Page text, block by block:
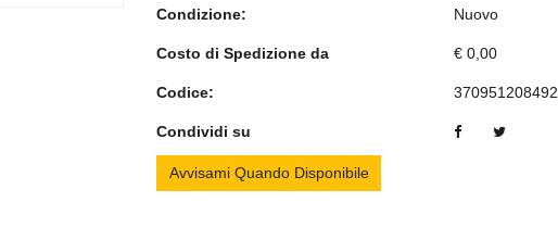
Condizione: Nuovo
Costo di Spedizione da € 0,00
Codice: 370951208492
Condividi su
Avvisami Quando Disponibile